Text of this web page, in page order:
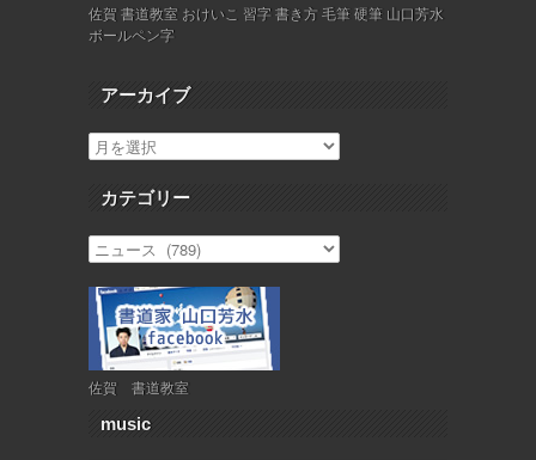
佐賀 書道教室 おけいこ 習字 書き方 毛筆 硬筆 山口芳水
ボールペン字
アーカイブ
カテゴリー
佐賀 書道教室
music